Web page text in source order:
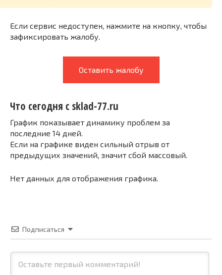
Если сервис недоступен, нажмите на кнопку, чтобы
зафиксировать жалобу.
Оставить жалобу
Что сегодня с sklad-77.ru
График показывает динамику проблем за
последние 14 дней.
Если на графике виден сильный отрыв от
предыдущих значений, значит сбой массовый.
Нет данных для отображения графика.
Подписаться